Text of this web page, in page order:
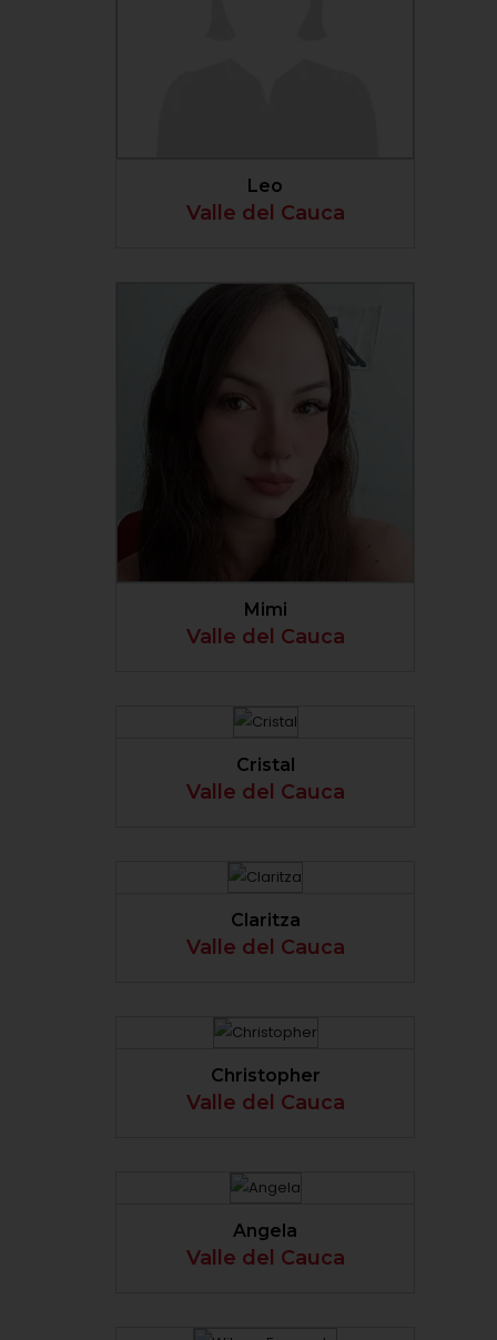
Leo
Valle del Cauca
Mimi
Valle del Cauca
Cristal
Valle del Cauca
Claritza
Valle del Cauca
Christopher
Valle del Cauca
Angela
Valle del Cauca